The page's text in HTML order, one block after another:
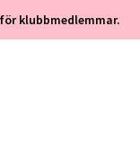
klubbmedlemmar.